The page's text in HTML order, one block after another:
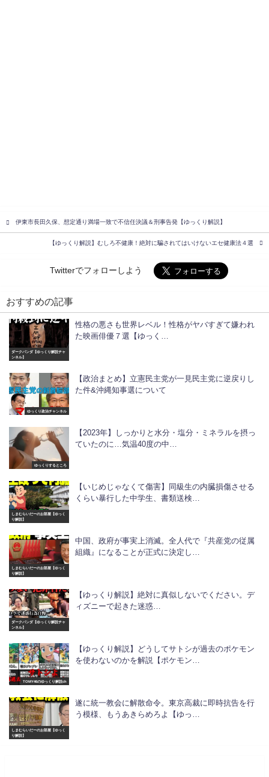
伊東市長田久保、想定通り満場一致で不信任決議＆刑事告発【ゆっくり解説】
【ゆっくり解説】むしろ不健康！絶対に騙されてはいけないエセ健康法４選
Twitterでフォローしよう
おすすめの記事
ダークパンダ【ゆっくり解説チャ
ンネル】
性格の悪さも世界レベル！性格がヤバすぎて嫌われ
た映画俳優７選【ゆっく…
ゆっくり政治チャンネル
【政治まとめ】立憲民主党が一見民主党に逆戻りし
た件&沖縄知事選について
ゆっくりするところ
【2023年】しっかりと水分・塩分・ミネラルを摂っ
ていたのに…気温40度の中…
しまむらいだーのお部屋【ゆっく
り解説】
【いじめじゃなくて傷害】同級生の内臓損傷させる
くらい暴行した中学生、書類送検…
しまむらいだーのお部屋【ゆっく
り解説】
中国、政府が事実上消滅。全人代で『共産党の従属
組織』になることが正式に決定し…
ダークパンダ【ゆっくり解説チャ
ンネル】
【ゆっくり解説】絶対に真似しないでください。デ
ィズニーで起きた迷惑…
TOMY46のゆっくり解説ch
【ゆっくり解説】どうしてサトシが過去のポケモン
を使わないのかを解説【ポケモン…
しまむらいだーのお部屋【ゆっく
り解説】
遂に統一教会に解散命令。東京高裁に即時抗告を行
う模様、もうあきらめろよ【ゆっ…